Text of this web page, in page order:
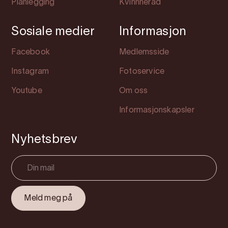
Planlegging Kvinnherad
Sosiale medier
Facebook
Instagram
Youtube
Informasjon
Medlemsside
Fotoservice
Om oss
Informasjonskapsler
Nyhetsbrev